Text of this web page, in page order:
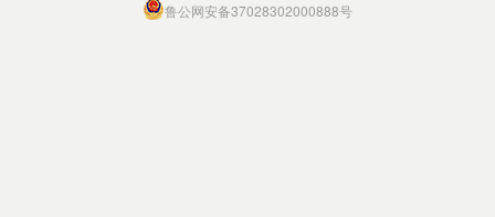
鲁公网安备37028302000888号